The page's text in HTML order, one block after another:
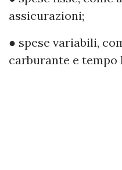
assicurazioni;
● spese variabili,
carburante e tempo